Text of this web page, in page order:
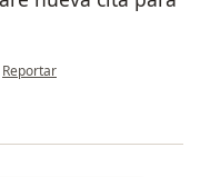
en opinión del usuario Blanca
Reportar